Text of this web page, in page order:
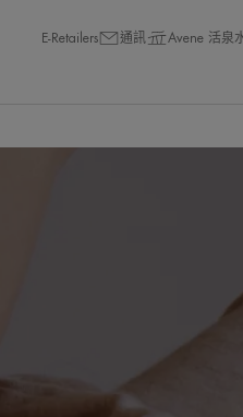
E-Retailers 通訊 Avene 活泉